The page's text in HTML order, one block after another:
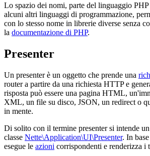
Lo spazio dei nomi, parte del linguaggio
alcuni altri linguaggi di programmazione,
con lo stesso nome in librerie diverse senza
la documentazione di PHP.
Presenter
Un presenter è un oggetto che prende una
router a partire da una richiesta HTTP e
risposta può essere una pagina HTML,
XML, un file su disco, JSON, un redirect o
in mente.
Di solito con il termine presenter si intende
classe Nette\Application\UI\Presenter. In
esegue le azioni corrispondenti e renderizza i